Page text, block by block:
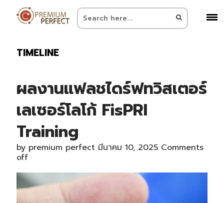
TIMELINE
ผลงานแฟลชไดร์ฟทวิสเตอร์
เลเซอร์โลโก้ FisPRI
Training
by premium perfect มีนาคม 10, 2025 Comments
off